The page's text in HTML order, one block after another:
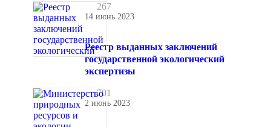
267
14 июнь 2023
Реестр выданных заключений
государственной экологический
экспертизы
701
2 июнь 2023